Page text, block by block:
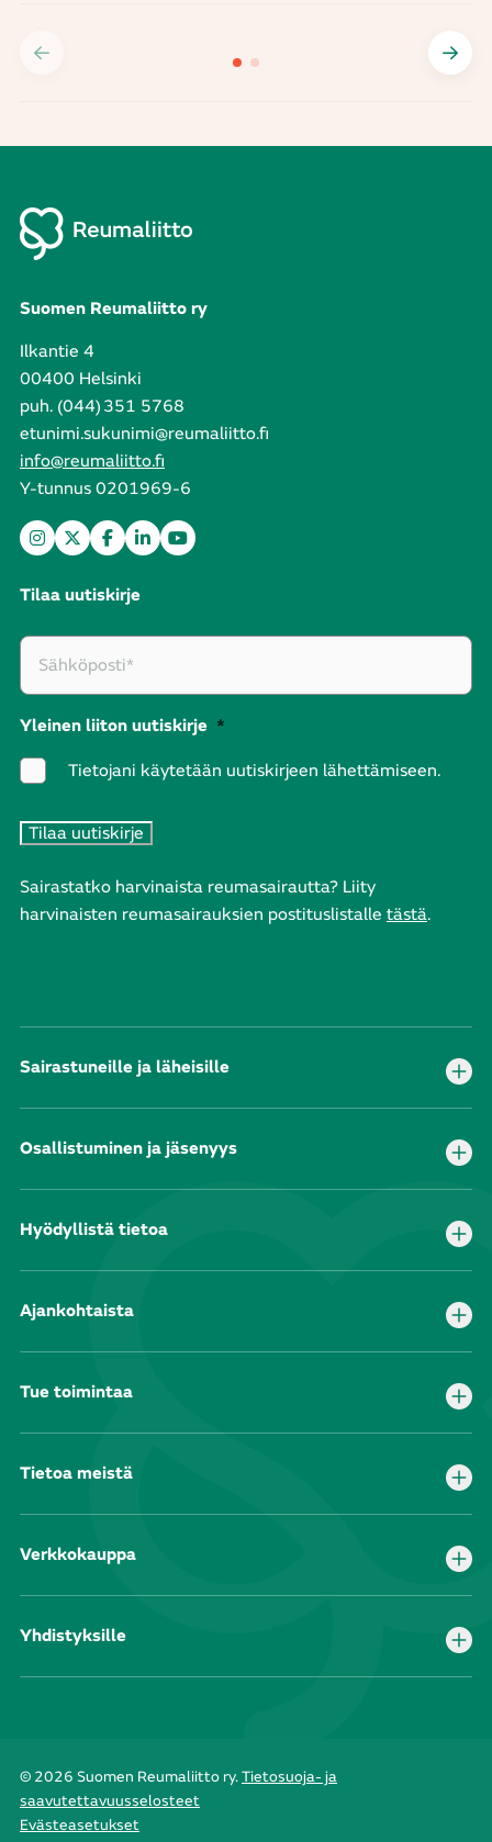
Suomen Reumaliitto ry
Ilkantie 4
00400 Helsinki
puh. (044) 351 5768
etunimi.sukunimi@reumaliitto.fi
info@reumaliitto.fi
Y-tunnus 0201969-6
Tilaa uutiskirje
Yleinen liiton uutiskirje *
Tietojani käytetään uutiskirjeen lähettämiseen.
Sairastatko harvinaista reumasairautta? Liity
harvinaisten reumasairauksien postituslistalle tästä.
Sairastuneille ja läheisille
Osallistuminen ja jäsenyys
Hyödyllistä tietoa
Ajankohtaista
Tue toimintaa
Tietoa meistä
Verkkokauppa
Yhdistyksille
© 2026 Suomen Reumaliitto ry.Tietosuoja- ja
saavutettavuusselosteet
Evästeasetukset